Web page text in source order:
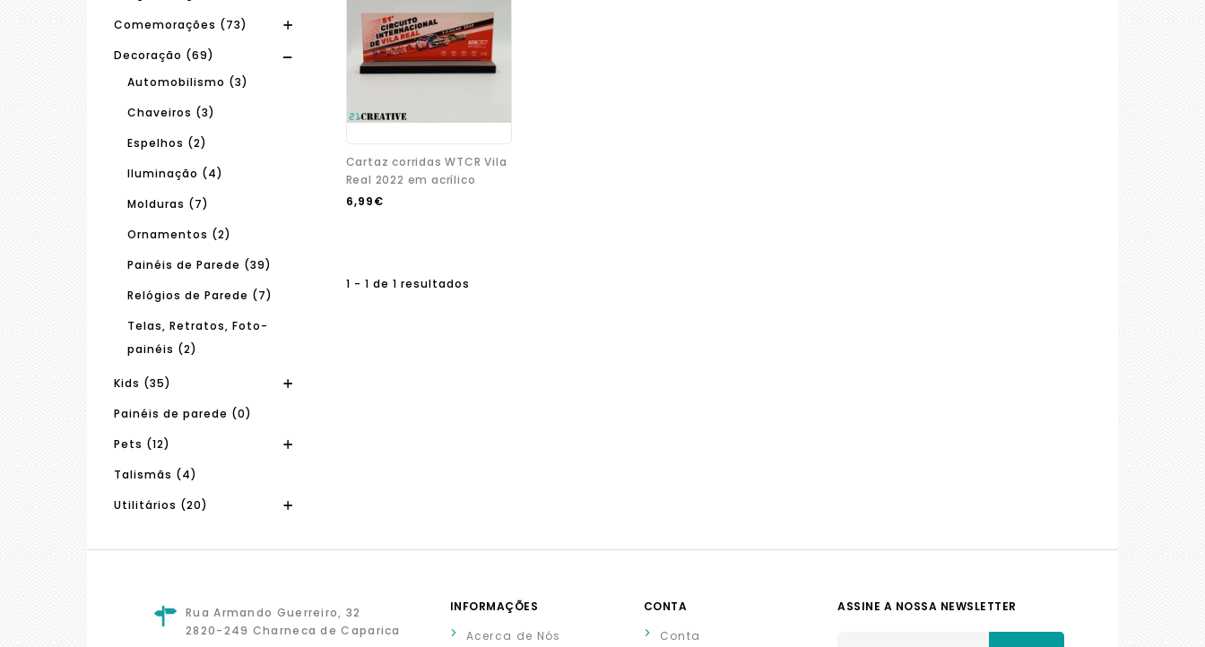
Comemorações (73)
Decoração (69)
Automobilismo (3)
Chaveiros (3)
Espelhos (2)
Iluminação (4)
Molduras (7)
Ornamentos (2)
Painéis de Parede (39)
Relógios de Parede (7)
Telas, Retratos, Foto-
painéis (2)
Kids (35)
Painéis de parede (0)
Pets (12)
Talismãs (4)
Utilitários (20)
Cartaz corridas WTCR Vila
Real 2022 em acrílico
6,99€
1 - 1 de 1 resultados
Rua Armando Guerreiro, 32
2820-249 Charneca de Caparica
INFORMAÇÕES
Acerca de Nós
CONTA
Conta
ASSINE A NOSSA NEWSLETTER